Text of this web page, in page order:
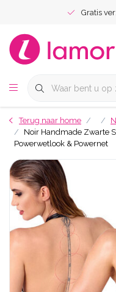
Gratis
Terug naar home
Noir Handmade Zwarte
Powerwetlook & Powernet